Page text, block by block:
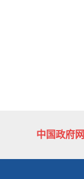
中国政府网